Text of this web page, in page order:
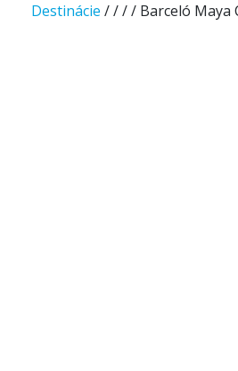
Destinácie //// Barceló Maya